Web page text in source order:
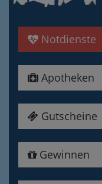
Notdienste
Apotheken
Gutscheine
Gewinnen